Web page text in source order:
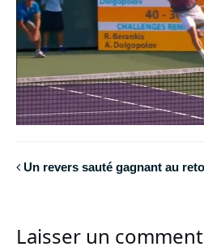
Un revers sauté gagnant au
Laisser un